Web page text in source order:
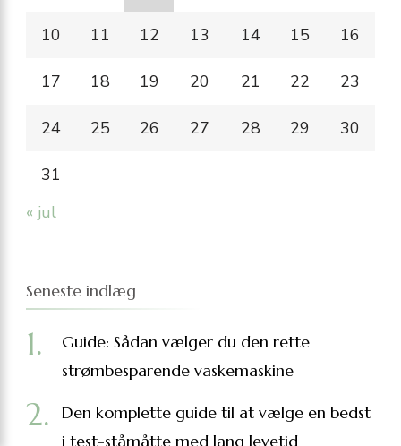
10 11 12 13 14 15 16
17 18 19 20 21 22 23
24 25 26 27 28 29 30
31
« jul
Seneste indlæg
Guide: Sådan vælger du den rette
strømbesparende vaskemaskine
Den komplette guide til at vælge en bedst
i test-ståmåtte med lang levetid